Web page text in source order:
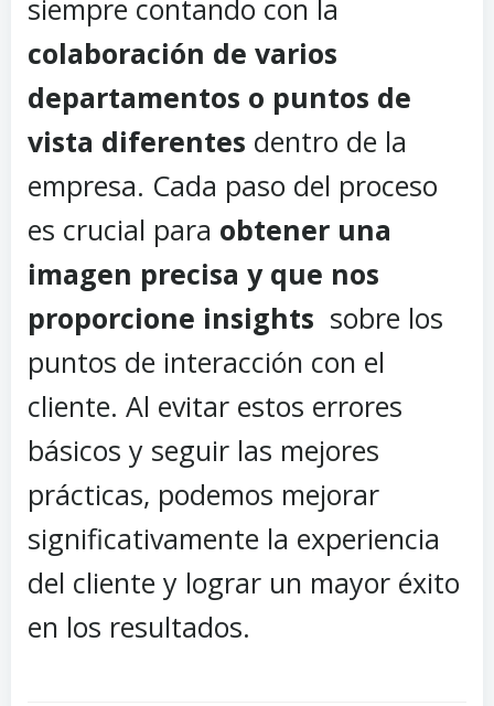
siempre contando con la
colaboración de varios
departamentos o puntos de
vista diferentes dentro de la
empresa. Cada paso del proceso
es crucial para obtener una
imagen precisa y que nos
proporcione insights sobre los
puntos de interacción con el
cliente. Al evitar estos errores
básicos y seguir las mejores
prácticas, podemos mejorar
significativamente la experiencia
del cliente y lograr un mayor éxito
en los resultados.